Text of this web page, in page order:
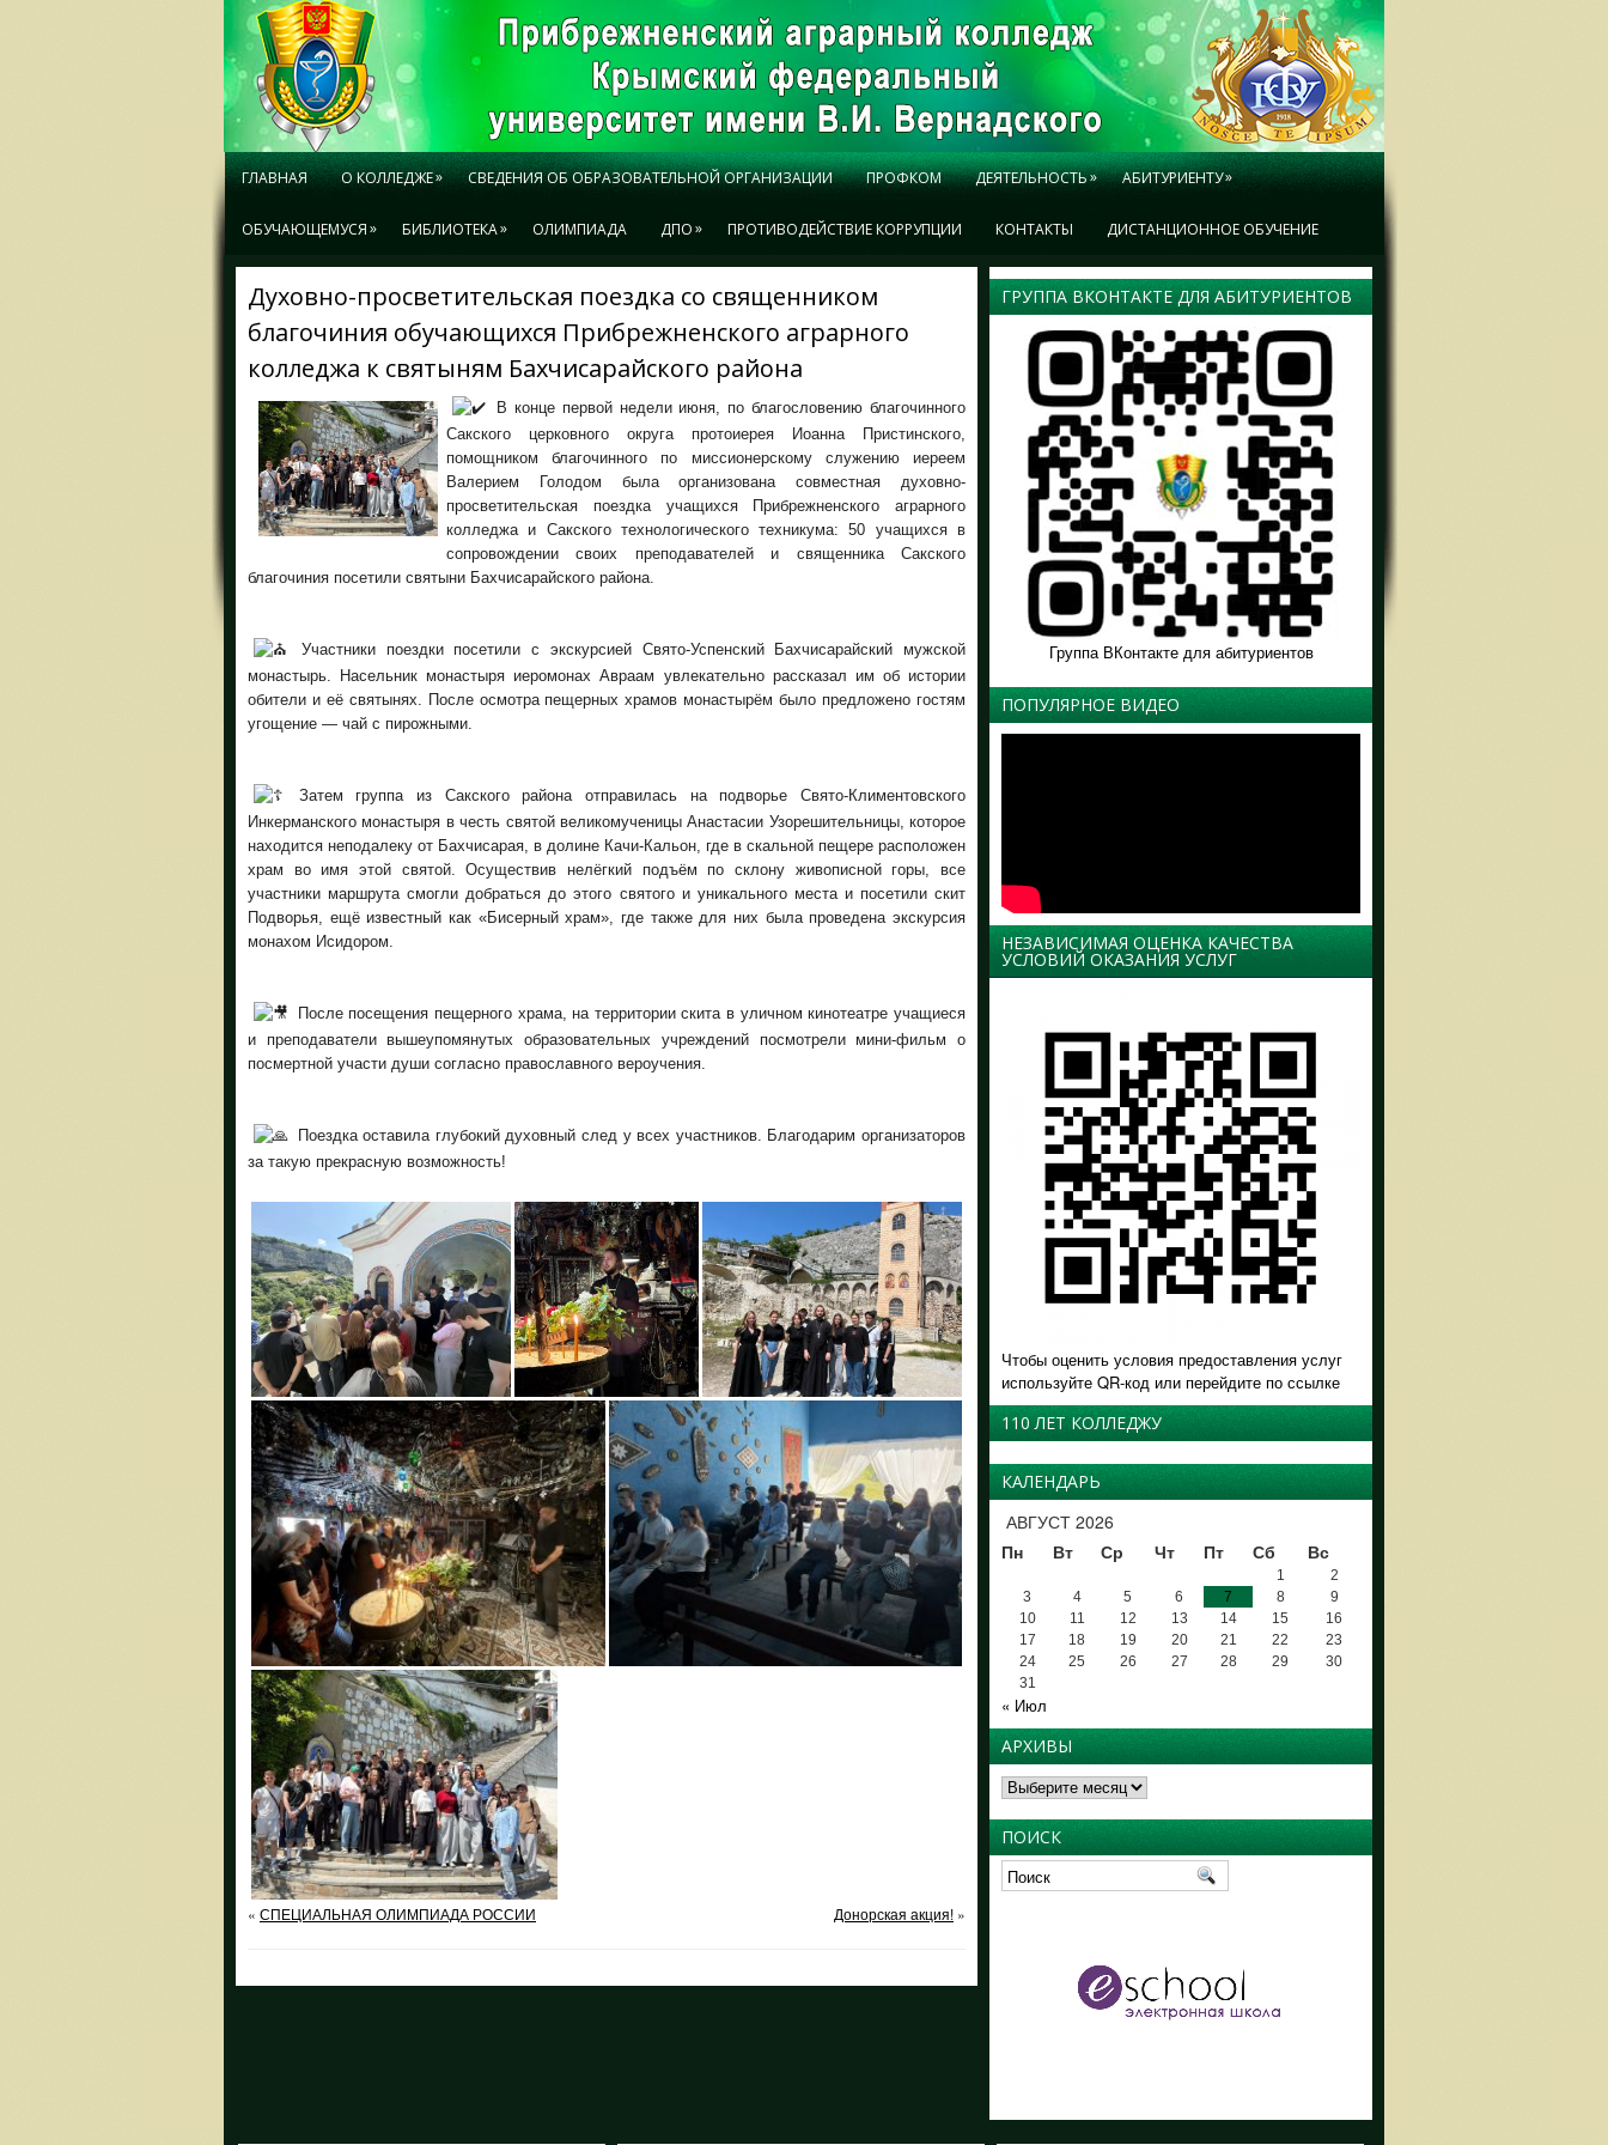
ГЛАВНАЯ О КОЛЛЕДЖЕ» СВЕДЕНИЯ ОБ ОБРАЗОВАТЕЛЬНОЙ ОРГАНИЗАЦИИ ПРОФКОМ ДЕЯТЕЛЬНОСТЬ» АБИТУРИЕНТУ»
ОБУЧАЮЩЕМУСЯ» БИБЛИОТЕКА» ОЛИМПИАДА ДПО» ПРОТИВОДЕЙСТВИЕ КОРРУПЦИИ КОНТАКТЫ ДИСТАНЦИОННОЕ ОБУЧЕНИЕ
Духовно-просветительская поездка со священником
благочиния обучающихся Прибрежненского аграрного
колледжа к святыням Бахчисарайского района
В конце первой недели июня, по благословению благочинного
Сакского церковного округа протоиерея Иоанна Пристинского,
помощником благочинного по миссионерскому служению иереем
Валерием Голодом была организована совместная духовно-
просветительская поездка учащихся Прибрежненского аграрного
колледжа и Сакского технологического техникума: 50 учащихся в
сопровождении своих преподавателей и священника Сакского
благочиния посетили святыни Бахчисарайского района.
Участники поездки посетили с экскурсией Свято-Успенский Бахчисарайский мужской
монастырь. Насельник монастыря иеромонах Авраам увлекательно рассказал им об истории
обители и её святынях. После осмотра пещерных храмов монастырём было предложено гостям
угощение — чай с пирожными.
Затем группа из Сакского района отправилась на подворье Свято-Климентовского
Инкерманского монастыря в честь святой великомученицы Анастасии Узорешительницы, которое
находится неподалеку от Бахчисарая, в долине Качи-Кальон, где в скальной пещере расположен
храм во имя этой святой. Осуществив нелёгкий подъём по склону живописной горы, все
участники маршрута смогли добраться до этого святого и уникального места и посетили скит
Подворья, ещё известный как «Бисерный храм», где также для них была проведена экскурсия
монахом Исидором.
После посещения пещерного храма, на территории скита в уличном кинотеатре учащиеся
и преподаватели вышеупомянутых образовательных учреждений посмотрели мини-фильм о
посмертной участи души согласно православного вероучения.
Поездка оставила глубокий духовный след у всех участников. Благодарим организаторов
за такую прекрасную возможность!
« СПЕЦИАЛЬНАЯ ОЛИМПИАДА РОССИИ Донорская акция! »
ГРУППА ВКОНТАКТЕ ДЛЯ АБИТУРИЕНТОВ
Группа ВКонтакте для абитуриентов
ПОПУЛЯРНОЕ ВИДЕО
НЕЗАВИСИМАЯ ОЦЕНКА КАЧЕСТВА
УСЛОВИЙ ОКАЗАНИЯ УСЛУГ
Чтобы оценить условия предоставления услуг
используйте QR-код или перейдите по ссылке
110 ЛЕТ КОЛЛЕДЖУ
КАЛЕНДАРЬ
АВГУСТ 2026
Пн
Вт Ср Чт Пт Сб Вс
1
2
3
4 5 6 7 8
9
10
11 12 13 14 15
16
17
18 19 20 21 22
23
24
25 26 27 28 29
30
31
« Июл
АРХИВЫ
Архивы
ПОИСК